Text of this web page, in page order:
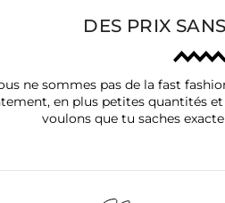
DES PRIX
ne sommes pas de la fast
en plus petites quantités
voulons que tu saches